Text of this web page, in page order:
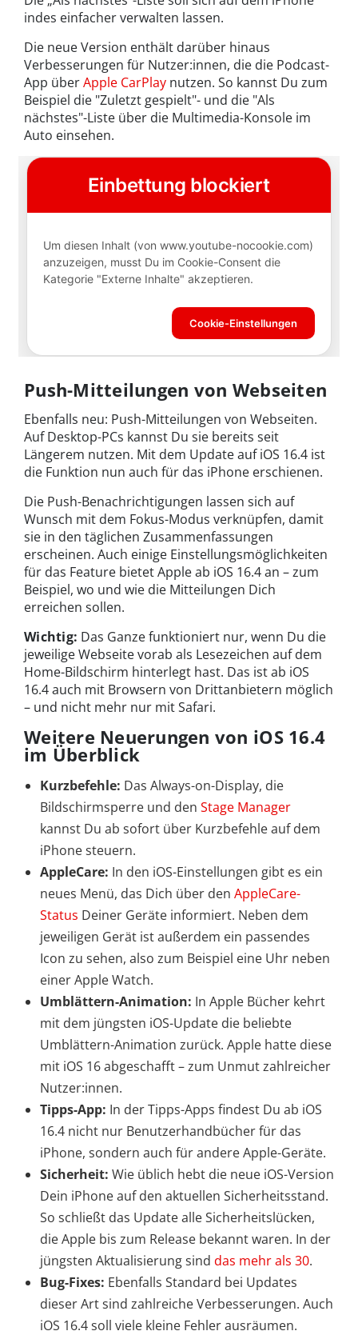
indes einfacher verwalten lassen.
Die neue Version enthält darüber hinaus
Verbesserungen für Nutzer:innen, die die Podcast-
App überApple CarPlay nutzen. So kannst Du zum
Beispiel die "Zuletzt gespielt"- und die "Als
nächstes"-Liste über die Multimedia-Konsole im
Auto einsehen.
Push-Mitteilungen von Webseiten
Ebenfalls neu: Push-Mitteilungen von Webseiten.
Auf Desktop-PCs kannst Du sie bereits seit
Längerem nutzen. Mit dem Update auf iOS 16.4 ist
die Funktion nun auch für das iPhone erschienen.
Die Push-Benachrichtigungen lassen sich auf
Wunsch mit dem Fokus-Modus verknüpfen, damit
sie in den täglichen Zusammenfassungen
erscheinen. Auch einige Einstellungsmöglichkeiten
für das Feature bietet Apple ab iOS 16.4 an – zum
Beispiel, wo und wie die Mitteilungen Dich
erreichen sollen.
Wichtig: Das Ganze funktioniert nur, wenn Du die
jeweilige Webseite vorab als Lesezeichen auf dem
Home-Bildschirm hinterlegt hast. Das ist ab iOS
16.4 auch mit Browsern von Drittanbietern möglich
– und nicht mehr nur mit Safari.
Weitere Neuerungen von iOS 16.4
im Überblick
Kurzbefehle: Das Always-on-Display, die
Bildschirmsperre und den Stage Manager
kannst Du ab sofort über Kurzbefehle auf dem
iPhone steuern.
AppleCare: In den iOS-Einstellungen gibt es ein
neues Menü, das Dich über den AppleCare-
Status Deiner Geräte informiert. Neben dem
jeweiligen Gerät ist außerdem ein passendes
Icon zu sehen, also zum Beispiel eine Uhr neben
einer Apple Watch.
Umblättern-Animation: In Apple Bücher kehrt
mit dem jüngsten iOS-Update die beliebte
Umblättern-Animation zurück. Apple hatte diese
mit iOS 16 abgeschafft – zum Unmut zahlreicher
Nutzer:innen.
Tipps-App: In der Tipps-Apps findest Du ab iOS
16.4 nicht nur Benutzerhandbücher für das
iPhone, sondern auch für andere Apple-Geräte.
Sicherheit: Wie üblich hebt die neue iOS-Version
Dein iPhone auf den aktuellen Sicherheitsstand.
So schließt das Update alle Sicherheitslücken,
die Apple bis zum Release bekannt waren. In der
jüngsten Aktualisierung sind das mehr als 30.
Bug-Fixes: Ebenfalls Standard bei Updates
dieser Art sind zahlreiche Verbesserungen. Auch
iOS 16.4 soll viele kleine Fehler ausräumen.